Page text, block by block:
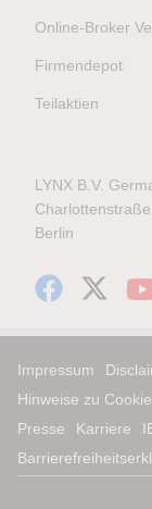
Online-Broker
Firmendepot
Teilaktien
LYNX B.V.
Berlin
Impressum
Hinweise zu
Presse
Karriere